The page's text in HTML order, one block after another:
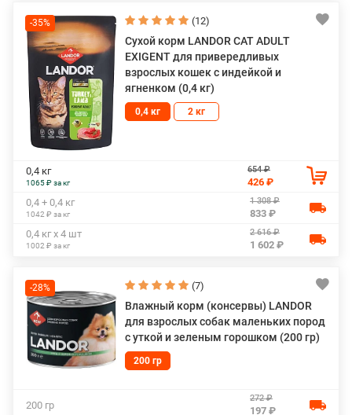
-35% (12)
Сухой корм LANDOR CAT ADULT
EXIGENT для привередливых
взрослых кошек с индейкой и
ягненком (0,4 кг)
0,4 кг 2 кг
0,4 кг
1065 ₽ за кг
654 ₽
426 ₽
0,4 + 0,4 кг
1042 ₽ за кг
1 308 ₽
833 ₽
0,4 кг х 4 шт
1002 ₽ за кг
2 616 ₽
1 602 ₽
-28% (7)
Влажный корм (консервы) LANDOR
для взрослых собак маленьких пород
с уткой и зеленым горошком (200 гр)
200 гр
200 гр
272 ₽
197 ₽